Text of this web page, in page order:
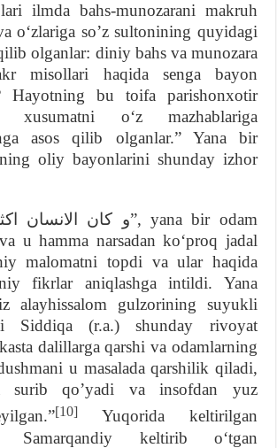
ilmda bahs-munozarani makruh
o‘zlariga so’z sultonining quyidagi
olganlar: diniy bahs va munozara
misollari haqida senga bayon
Hayotning bu toifa parishonxotir
xusumatni o‘z mazhablariga
asos qilib olganlar.” Yana bir
oliy bayonlarini shunday izhor
u hamma narsadan ko‘proq jadal
malomatni topdi va ular haqida
fikrlar aniqlashga intildi. Yana
alayhissalom gulzorining suyukli
Siddiqa (r.a.) shunday rivoyat
dalillarga qarshi va odamlarning
u masalada qarshilik qiladi,
surib qo’yadi va insofdan yuz
[10]
Yuqorida keltirilgan
Samarqandiy keltirib o‘tgan